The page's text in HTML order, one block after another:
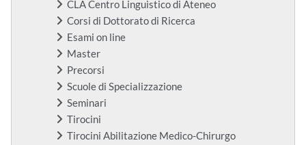
CLA Centro Linguistico di Ateneo
Corsi di Dottorato di Ricerca
Esami on line
Master
Precorsi
Scuole di Specializzazione
Seminari
Tirocini
Tirocini Abilitazione Medico-Chirurgo